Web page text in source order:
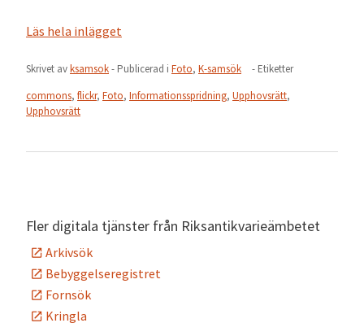
Läs hela inlägget
Skrivet avksamsok- Publicerad i Foto, K-samsök
- Etiketter
commons, flickr, Foto, Informationsspridning, Upphovsrätt,
Upphovsrätt
Fler digitala tjänster från Riksantikvarieämbetet
Arkivsök
Bebyggelseregistret
Fornsök
Kringla